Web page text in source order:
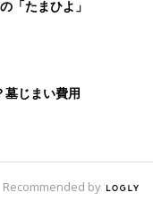
「たまひよ」
墓じまい費用
Recommended by